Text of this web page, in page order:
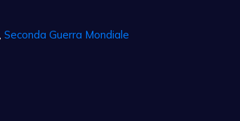
Seconda Guerra Mondiale